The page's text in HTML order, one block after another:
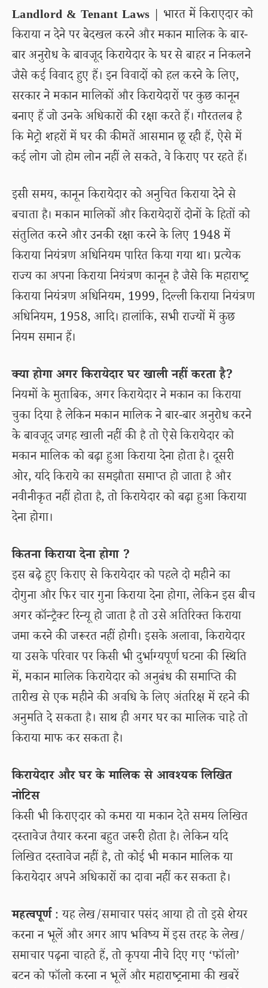
Landlord & Tenant Laws | भारत में किराएदार को
किराया न देने पर बेदखल करने और मकान मालिक के बार-
बार अनुरोध के बावजूद किरायेदार के घर से बाहर न निकलने
जैसे कई विवाद हुए हैं। इन विवादों को हल करने के लिए,
सरकार ने मकान मालिकों और किरायेदारों पर कुछ कानून
बनाए हैं जो उनके अधिकारों की रक्षा करते हैं। गौरतलब है
कि मेट्रो शहरों में घर की कीमतें आसमान छू रही हैं, ऐसे में
कई लोग जो होम लोन नहीं ले सकते, वे किराए पर रहते हैं।
इसी समय, कानून किरायेदार को अनुचित किराया देने से
बचाता है। मकान मालिकों और किरायेदारों दोनों के हितों को
संतुलित करने और उनकी रक्षा करने के लिए 1948 में
किराया नियंत्रण अधिनियम पारित किया गया था। प्रत्येक
राज्य का अपना किराया नियंत्रण कानून है जैसे कि महाराष्ट्र
किराया नियंत्रण अधिनियम, 1999, दिल्ली किराया नियंत्रण
अधिनियम, 1958, आदि। हालांकि, सभी राज्यों में कुछ
नियम समान हैं।
क्या होगा अगर किरायेदार घर खाली नहीं करता है?
नियमों के मुताबिक, अगर किरायेदार ने मकान का किराया
चुका दिया है लेकिन मकान मालिक ने बार-बार अनुरोध करने
के बावजूद जगह खाली नहीं की है तो ऐसे किरायेदार को
मकान मालिक को बढ़ा हुआ किराया देना होता है। दूसरी
ओर, यदि किराये का समझौता समाप्त हो जाता है और
नवीनीकृत नहीं होता है, तो किरायेदार को बढ़ा हुआ किराया
देना होगा।
कितना किराया देना होगा ?
इस बढ़े हुए किराए से किरायेदार को पहले दो महीने का
दोगुना और फिर चार गुना किराया देना होगा, लेकिन इस बीच
अगर कॉन्ट्रैक्ट रिन्यू हो जाता है तो उसे अतिरिक्त किराया
जमा करने की जरूरत नहीं होगी। इसके अलावा, किरायेदार
या उसके परिवार पर किसी भी दुर्भाग्यपूर्ण घटना की स्थिति
में, मकान मालिक किरायेदार को अनुबंध की समाप्ति की
तारीख से एक महीने की अवधि के लिए अंतरिक्ष में रहने की
अनुमति दे सकता है। साथ ही अगर घर का मालिक चाहे तो
किराया माफ कर सकता है।
किरायेदार और घर के मालिक से आवश्यक लिखित
नोटिस
किसी भी किराएदार को कमरा या मकान देते समय लिखित
दस्तावेज तैयार करना बहुत जरूरी होता है। लेकिन यदि
लिखित दस्तावेज नहीं है, तो कोई भी मकान मालिक या
किरायेदार अपने अधिकारों का दावा नहीं कर सकता है।
महत्वपूर्ण: यह लेख/समाचार पसंद आया हो तो इसे शेयर
करना न भूलें और अगर आप भविष्य में इस तरह के लेख/
समाचार पढ़ना चाहते हैं, तो कृपया नीचे दिए गए ‘फॉलो’
बटन को फॉलो करना न भूलें और महाराष्ट्रनामा की खबरें